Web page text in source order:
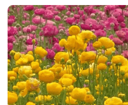
Y tú, ¿Con cuál de los
Ser unhuevoo una
a seguir adelante, pero si